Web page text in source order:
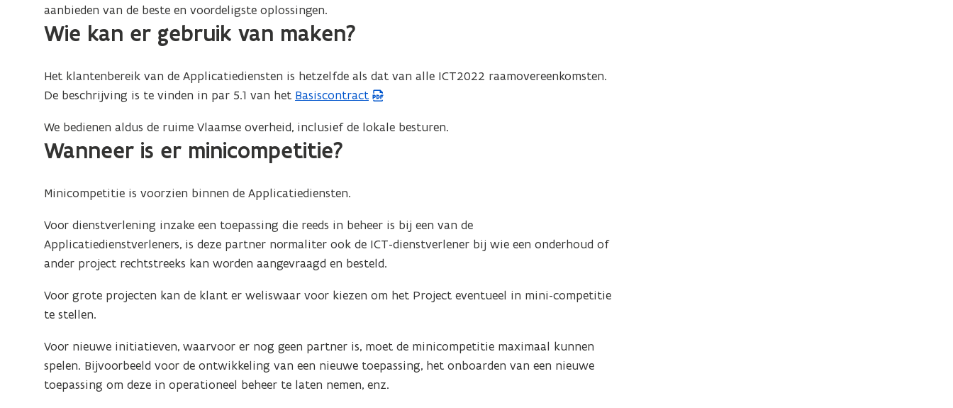
w
r
aanbieden van de beste en voordeligste oplossingen.
Wie kan er gebruik van maken?
Het klantenbereik van de Applicatiediensten is hetzelfde als dat van alle ICT2022 raamovereenkomsten.
De beschrijving is te vinden in par 5.1 van het Basiscontract
(
D
F
e
t
a
n
e
n
t
We bedienen aldus de ruime Vlaamse overheid, inclusief de lokale besturen.
Wanneer is er minicompetitie?
Minicompetitie is voorzien binnen de Applicatiediensten.
Voor dienstverlening inzake een toepassing die reeds in beheer is bij een van de
Applicatiedienstverleners, is deze partner normaliter ook de ICT-dienstverlener bij wie een onderhoud of
ander project rechtstreeks kan worden aangevraagd en besteld.
Voor grote projecten kan de klant er weliswaar voor kiezen om het Project eventueel in mini-competitie
te stellen.
Voor nieuwe initiatieven, waarvoor er nog geen partner is, moet de minicompetitie maximaal kunnen
spelen. Bijvoorbeeld voor de ontwikkeling van een nieuwe toepassing, het onboarden van een nieuwe
toepassing om deze in operationeel beheer te laten nemen, enz.